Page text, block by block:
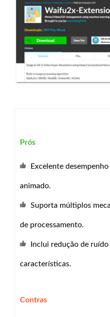
Prós
Excelente
animado.
Suporta múltiplos
de processamento.
Inclui redução de ruído
características.
Contras